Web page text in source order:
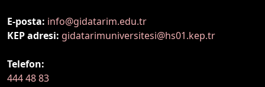
E-posta: info@gidatarim.edu.tr
KEP adresi: gidatarimuniversitesi@hs01.kep.tr
Telefon:
444 48 83